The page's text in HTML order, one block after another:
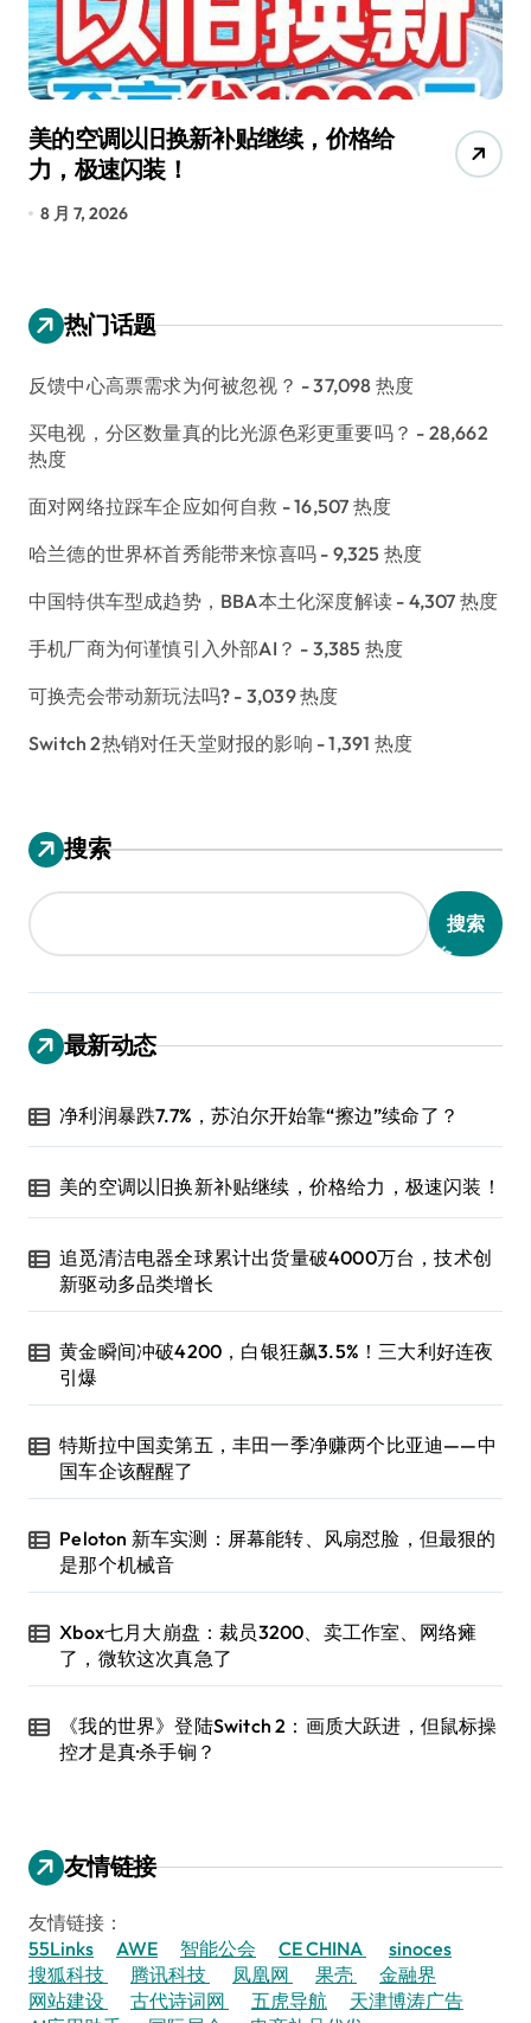
美的空调以旧换新补贴继续，价格给
力，极速闪装！
8 月 7, 2026
热门话题
反馈中心高票需求为何被忽视？ - 37,098 热度
买电视，分区数量真的比光源色彩更重要吗？ - 28,662
热度
面对网络拉踩车企应如何自救 - 16,507 热度
哈兰德的世界杯首秀能带来惊喜吗 - 9,325 热度
中国特供车型成趋势，BBA本土化深度解读 - 4,307 热度
手机厂商为何谨慎引入外部AI？ - 3,385 热度
可换壳会带动新玩法吗? - 3,039 热度
Switch 2热销对任天堂财报的影响 - 1,391 热度
搜索
搜索
最新动态
净利润暴跌7.7%，苏泊尔开始靠“擦边”续命了？
美的空调以旧换新补贴继续，价格给力，极速闪装！
追觅清洁电器全球累计出货量破4000万台，技术创
新驱动多品类增长
黄金瞬间冲破4200，白银狂飙3.5%！三大利好连夜
引爆
特斯拉中国卖第五，丰田一季净赚两个比亚迪——中
国车企该醒醒了
Peloton 新车实测：屏幕能转、风扇怼脸，但最狠的
是那个机械音
Xbox七月大崩盘：裁员3200、卖工作室、网络瘫
了，微软这次真急了
《我的世界》登陆Switch 2：画质大跃进，但鼠标操
控才是真·杀手锏？
友情链接
友情链接：
55Links
AWE 智能公会 CE CHINA
sinoces
搜狐科技
腾讯科技 凤凰网 果壳
金融界
网站建设
古代诗词网 五虎导航
天津博涛广告